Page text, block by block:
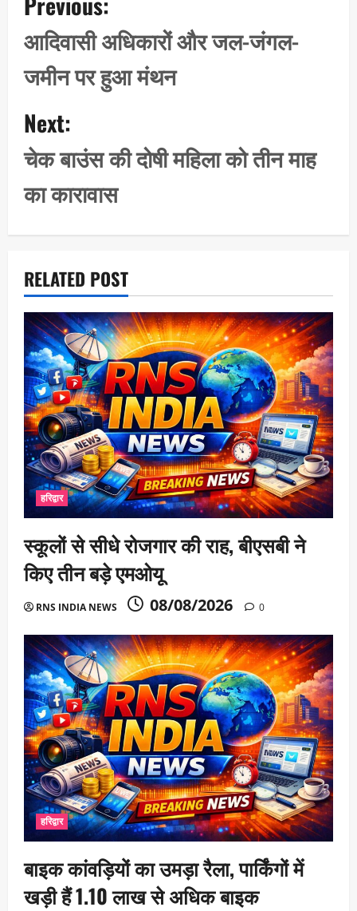
o
s
t
n
v
i
g
a
i
o
n
आदिवासी अधिकारों और जल-जंगल-
जमीन पर हुआ मंथन
Next:
चेक बाउंस की दोषी महिला को तीन माह
का कारावास
RELATED POST
हरिद्वार
स्कूलों से सीधे रोजगार की राह, बीएसबी ने
किए तीन बड़े एमओयू
RNS INDIA NEWS 08/08/2026 0
हरिद्वार
बाइक कांवड़ियों का उमड़ा रैला, पार्किंगों में
खड़ी हैं 1.10 लाख से अधिक बाइक